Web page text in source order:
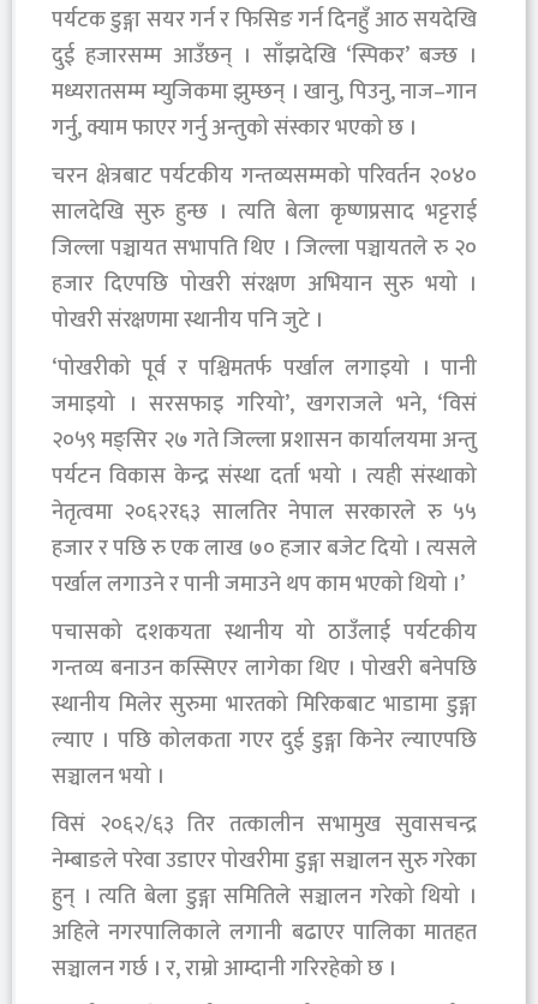
पर्यटक डुङ्गा सयर गर्न र फिसिङ गर्न दिनहुँ आठ सयदेखि
दुई हजारसम्म आउँछन् । साँझदेखि ‘स्पिकर’ बज्छ ।
मध्यरातसम्म म्युजिकमा झुम्छन् । खानु, पिउनु, नाज–गान
गर्नु, क्याम फाएर गर्नु अन्तुको संस्कार भएको छ ।
चरन क्षेत्रबाट पर्यटकीय गन्तव्यसम्मको परिवर्तन २०४०
सालदेखि सुरु हुन्छ । त्यति बेला कृष्णप्रसाद भट्टराई
जिल्ला पञ्चायत सभापति थिए । जिल्ला पञ्चायतले रु २०
हजार दिएपछि पोखरी संरक्षण अभियान सुरु भयो ।
पोखरी संरक्षणमा स्थानीय पनि जुटे ।
‘पोखरीको पूर्व र पश्चिमतर्फ पर्खाल लगाइयो । पानी
जमाइयो । सरसफाइ गरियो’, खगराजले भने, ‘विसं
२०५९ मङ्सिर २७ गते जिल्ला प्रशासन कार्यालयमा अन्तु
पर्यटन विकास केन्द्र संस्था दर्ता भयो । त्यही संस्थाको
नेतृत्वमा २०६२र६३ सालतिर नेपाल सरकारले रु ५५
हजार र पछि रु एक लाख ७० हजार बजेट दियो । त्यसले
पर्खाल लगाउने र पानी जमाउने थप काम भएको थियो ।’
पचासको दशकयता स्थानीय यो ठाउँलाई पर्यटकीय
गन्तव्य बनाउन कस्सिएर लागेका थिए । पोखरी बनेपछि
स्थानीय मिलेर सुरुमा भारतको मिरिकबाट भाडामा डुङ्गा
ल्याए । पछि कोलकता गएर दुई डुङ्गा किनेर ल्याएपछि
सञ्चालन भयो ।
विसं २०६२/६३ तिर तत्कालीन सभामुख सुवासचन्द्र
नेम्बाङले परेवा उडाएर पोखरीमा डुङ्गा सञ्चालन सुरु गरेका
हुन् । त्यति बेला डुङ्गा समितिले सञ्चालन गरेको थियो ।
अहिले नगरपालिकाले लगानी बढाएर पालिका मातहत
सञ्चालन गर्छ । र, राम्रो आम्दानी गरिरहेको छ ।